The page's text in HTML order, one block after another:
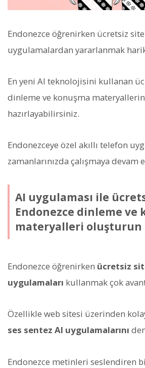
Endonezce öğrenirken ücretsiz
uygulamalardan yararlanmak
En yeni AI teknolojisini kullanan
dinleme ve konuşma
hazırlayabilirsiniz.
Endonezceye özel akıllı telefon
zamanlarınızda çalışmaya devam
AI uygulaması ile
Endonezce dinleme ve
materyalleri oluşturun
Endonezce öğrenirken ücretsiz
uygulamaları kullanmak çok
Özellikle web sitesi üzerinden
ses sentez AI uygulamalarını
Endonezce metinleri seslendiren